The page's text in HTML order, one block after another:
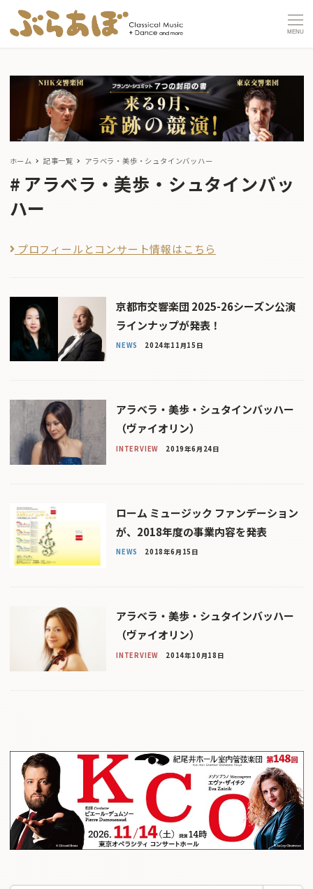
MENU
ホーム 記事一覧 アラベラ・美歩・シュタインバッハー
アラベラ・美歩・シュタインバッ
ハー
プロフィールとコンサート情報はこちら
京都市交響楽団 2025-26シーズン公演
ラインナップが発表！
NEWS 2024年11月15日
アラベラ・美歩・シュタインバッハー
（ヴァイオリン）
INTERVIEW 2019年6月24日
ローム ミュージック ファンデーション
が、2018年度の事業内容を発表
NEWS 2018年6月15日
アラベラ・美歩・シュタインバッハー
（ヴァイオリン）
INTERVIEW 2014年10月18日